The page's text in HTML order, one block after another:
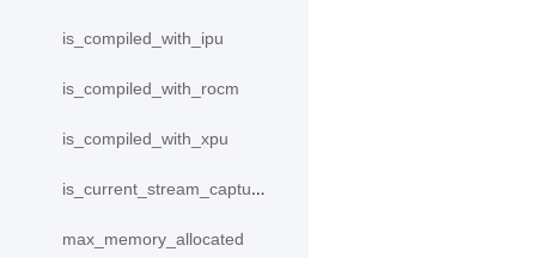
is_compiled_with_ipu
is_compiled_with_rocm
is_compiled_with_xpu
is_current_stream_capturing
max_memory_allocated